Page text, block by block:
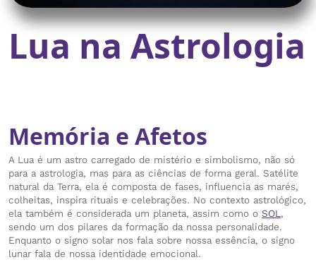
Lua na Astrologia
Memória e Afetos
A Lua é um astro carregado de mistério e simbolismo, não só
para a astrologia, mas para as ciências de forma geral. Satélite
natural da Terra, ela é composta de fases, influencia as marés,
colheitas, inspira rituais e celebrações. No contexto astrológico,
ela também é considerada um planeta, assim como o SOL,
sendo um dos pilares da formação da nossa personalidade.
Enquanto o signo solar nos fala sobre nossa essência, o signo
lunar fala de nossa identidade emocional.